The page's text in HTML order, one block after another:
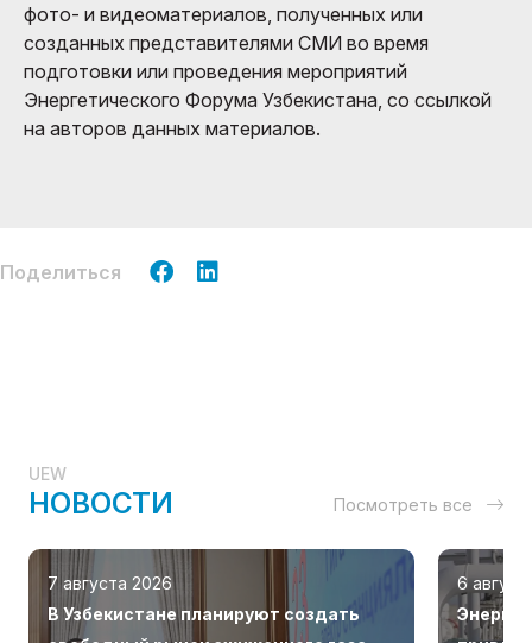
фото- и видеоматериалов, полученных или
созданных представителями СМИ во время
подготовки или проведения мероприятий
Энергетического Форума Узбекистана, со ссылкой
на авторов данных материалов.
Поделиться
UEW
НОВОСТИ Посмотреть все
7 августа 2026
В Узбекистане планируют создать
6